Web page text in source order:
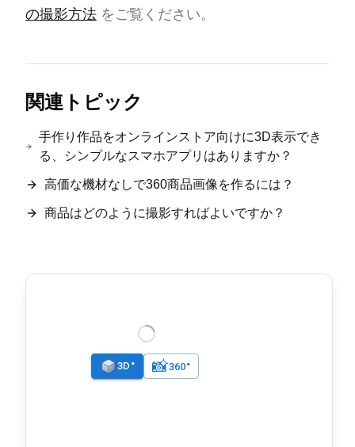
の撮影方法 をご覧ください。
関連トピック
手作り作品をオンラインストア向けに3D表示でき
る、シンプルなスマホアプリはありますか？
高価な機材なしで360商品画像を作るには？
商品はどのように撮影すればよいですか？